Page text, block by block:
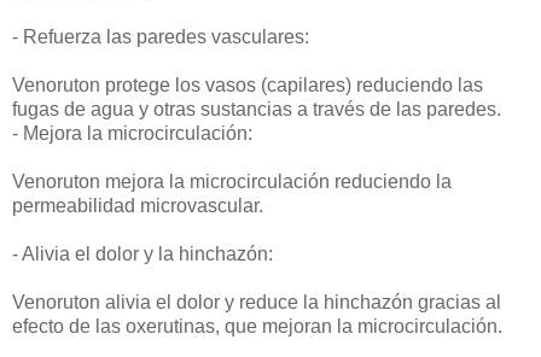
- Refuerza las paredes vasculares:
Venoruton protege los vasos (capilares) reduciendo las
fugas de agua y otras sustancias a través de las paredes.
- Mejora la microcirculación:
Venoruton mejora la microcirculación reduciendo la
permeabilidad microvascular.
- Alivia el dolor y la hinchazón:
Venoruton alivia el dolor y reduce la hinchazón gracias al
efecto de las oxerutinas, que mejoran la microcirculación.